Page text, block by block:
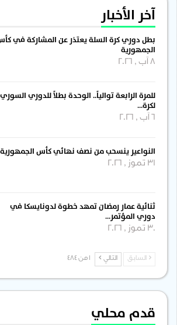
آخر الأخبار
بطل دوري كرة السلة يعتذر عن المشاركة في كأس
الجمهورية
للمرة الرابعة توالياً.. الوحدة بطلاً للدوري السوري
لكرة…
النواعير ينسحب من نصف نهائي كأس الجمهورية
31 تموز , 2026
ثنائية عمار رمضان تمهد خطوة لدونايسكا في
دوري المؤتمر…
30 تموز , 2026
السابق التالي
قدم محلي